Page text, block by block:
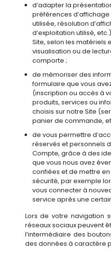
d’adapter la
préférences
utilisée, résolution
d’exploitation utilisé,
Site, selon les matériels
visualisation ou de
comporte ;
de mémoriser des
formulaire que vous
(inscription ou accès à
produits, services ou
choisis sur notre Site
panier de commande,
de vous permettre
réservés et personnels
Compte, grâce à des
que vous nous avez
confiées et de mettre
sécurité, par exemple
vous connecter à
service après une
Lors de votre navigation
réseaux sociaux peuvent
l’intermédiaire des
des données à caractère